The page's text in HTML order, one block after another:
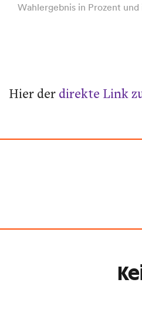
Wahlergebnis in Prozent
Hier der direkte Link